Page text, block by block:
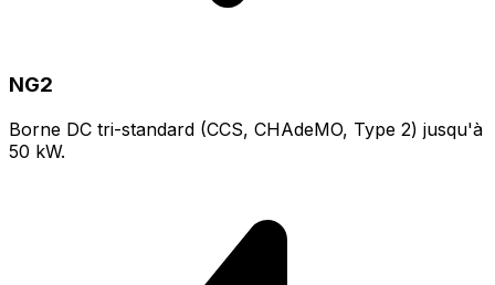
NG2
Borne DC tri-standard (CCS, CHAdeMO, Type 2) jusqu'à
50 kW.